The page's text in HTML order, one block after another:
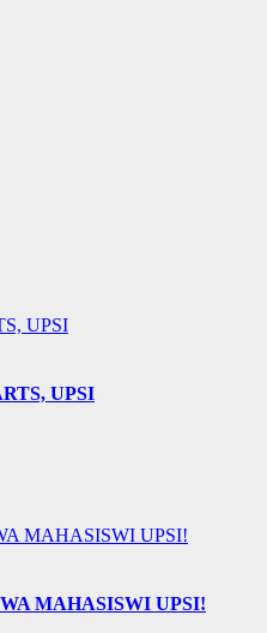
UPSI
MAHASISWI UPSI!